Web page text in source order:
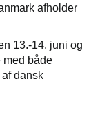
afholder
13.-14. juni og
med både
dansk